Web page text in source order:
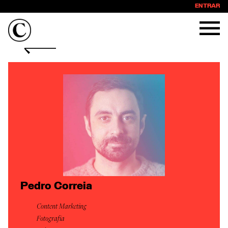
ENTRAR
Pedro Correia
Content Marketing
Fotografia